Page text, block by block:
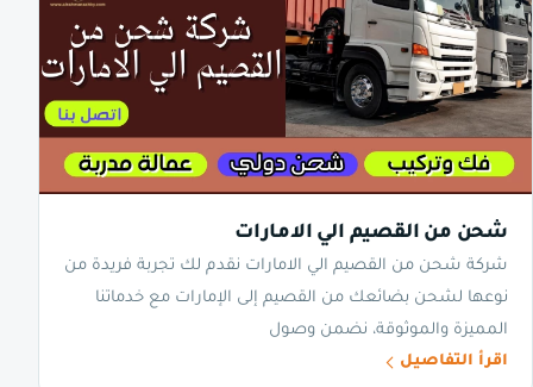
شحن من القصيم الي الامارات
شركة شحن من القصيم الي الامارات نقدم لك تجربة فريدة من
نوعها لشحن بضائعك من القصيم إلى الإمارات مع خدماتنا
المميزة والموثوقة، نضمن وصول
اقرأ التفاصيل